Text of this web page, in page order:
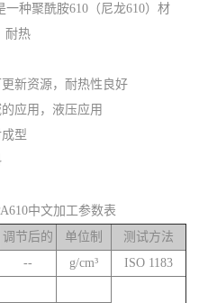
一种聚酰胺610（尼龙610）材
耐热
新资源，耐热性良好
应用，液压应用
型
中文加工参数表
调节后的 单位制
测试方法
-- g/cm³
ISO 1183